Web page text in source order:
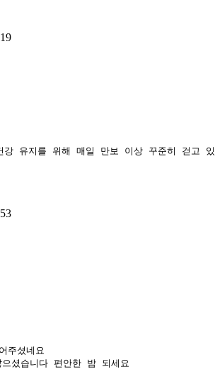
강 유지를 위해 매일 만보 이상 꾸준히 걷고 있
주셨네요
으셨습니다 편안한 밤 되세요